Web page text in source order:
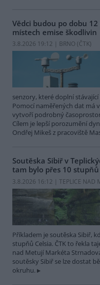
Vědci budou po dobu
místech emise škodlivin
3.8.2026 19:12 | BRNO (ČTK)
senzory, které doplní
Pomocí naměřených dat má
vytvoří podrobný
Cílem je lepší porozumění
Ondřej Mikeš z pracoviště
Soutěska Sibiř v
tam bylo přes 10 stupňů
3.8.2026 16:12 | TEPLICE NAD
Příkladem je soutěska Sibiř,
stupňů Celsia. ČTK to řekla
nad Metují Markéta
soutěsky Sibiř se lze dostat
okruhu.